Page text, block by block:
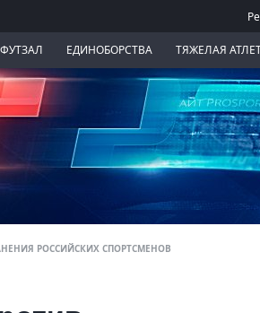
ФУТЗАЛ ЕДИНОБОРСТВА ТЯЖЕЛАЯ
РОССИЙСКИХ СПОРТСМЕНОВ